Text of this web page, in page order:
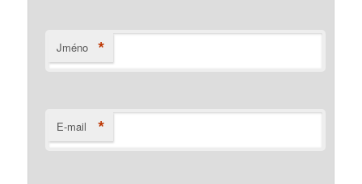
Jméno *
E-mail *